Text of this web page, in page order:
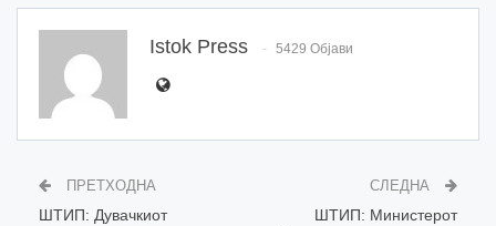
Istok Press 5429 Објави
ПРЕТХОДНА
ШТИП: Дувачкиот
СЛЕДНА
ШТИП: Министерот